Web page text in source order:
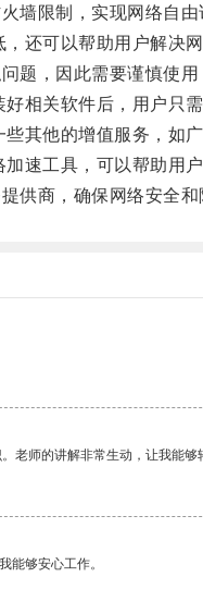
限制，实现网络自由
可以帮助用户解决网
，因此需要谨慎使用
关软件后，用户只需
他的增值服务，如广
工具，可以帮助用户
商，确保网络安全和
老师的讲解非常生动，让我能够
能够安心工作。